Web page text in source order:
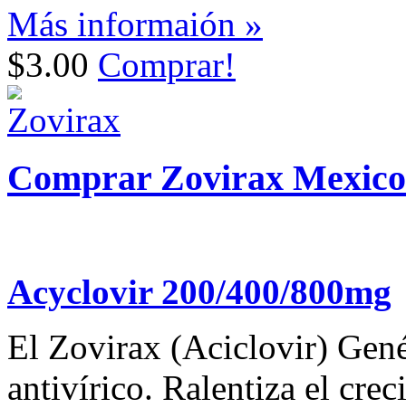
Más informaión »
$3.00 Comprar!
Comprar Zovirax Mexico
Acyclovir 200/400/800mg
El Zovirax (Aciclovir)
antivírico. Ralentiza el